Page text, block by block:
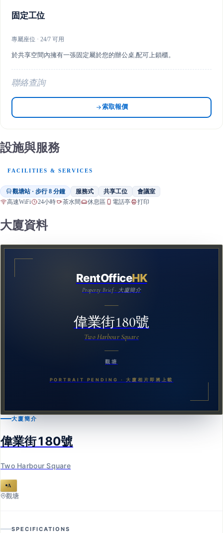
固定工位
專屬座位 · 24/7 可用
於共享空間內擁有一張固定屬於您的辦公桌,配可上鎖櫃。
聯絡查詢
索取報價
設施與服務
FACILITIES & SERVICES
觀塘站 · 步行 8 分鐘 服務式 共享工位 會議室
高速WiFi 24小時 茶水間 休息區 電話亭 打印
大廈資料
RentOfficeHK
Property Brief · 大廈簡介
偉業街180號
Two Harbour Square
觀塘
PORTRAIT PENDING · 大廈相片即將上載
大廈簡介
偉業街180號
Two Harbour Square
A
觀塘
SPECIFICATIONS